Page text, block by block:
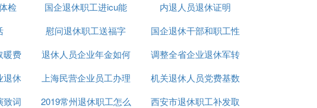
提供档案到社保部门审核，由用人单位在工人的退
由劳动关系变为劳务关系。用人单位不能给职工继
休工资
积金吗
检
国企退休职工进icu能
报销多少
内退人员退休证明
慰问退休职工送福字
国企退休干部和职工性
质有什么区别
暖费
退休人员企业年金如何
发放
调整全省企业退休军转
干部
退休
上海民营企业员工办理
退休
机关退休人员党费基数
致词
2019常州退休职工怎么
西安市退休职工补发取